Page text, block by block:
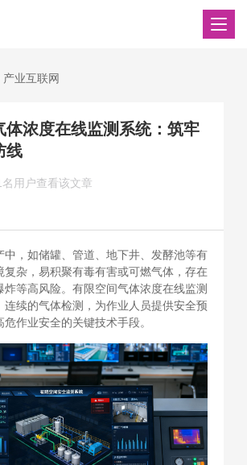
产业互联网
体浓度在线监测系统：筑牢
线
名用户查看该文章
中，如储罐、管道、地下井、发酵池等有
复杂，易积聚有毒有害或可燃气体，存在
炸等高风险。有限空间气体浓度在线监测
连续的气体检测，为作业人员提供安全预
作业安全的关键技术手段。